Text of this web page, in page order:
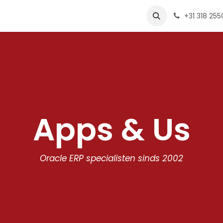
one4apps Onze+31 318
Apps & Us
Oracle ERP specialisten sinds 2002